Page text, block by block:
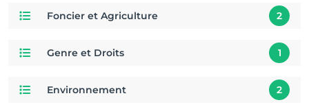
Foncier et Agriculture 2
Genre et Droits 1
Environnement 2